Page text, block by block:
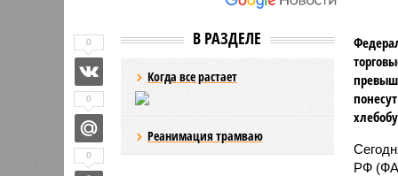
В РАЗДЕЛЕ
Когда все растает
Реанимация трамваю
РФ
0
0
0